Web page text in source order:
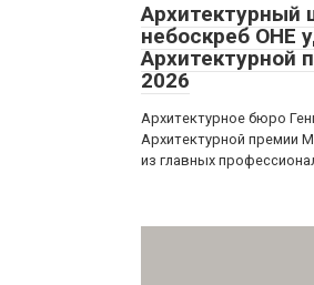
Архитектурный
небоскреб ОНЕ
Архитектурной
2026
Архитектурное бюро
Архитектурной премии
из главных